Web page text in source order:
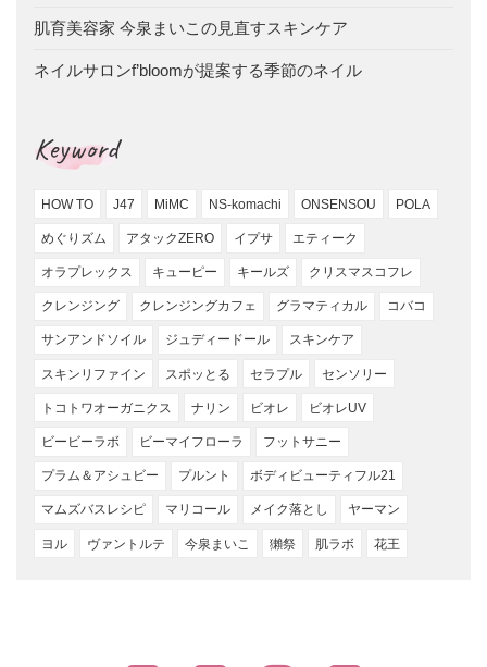
肌育美容家 今泉まいこの見直すスキンケア
ネイルサロンf’bloomが提案する季節のネイル
Keyword
HOW TO J47 MiMC NS-komachi ONSENSOU POLA
めぐりズム アタックZERO イプサ エティーク
オラプレックス キューピー キールズ クリスマスコフレ
クレンジング クレンジングカフェ グラマティカル コバコ
サンアンドソイル ジュディードール スキンケア
スキンリファイン スポッとる セラプル センソリー
トコトワオーガニクス ナリン ビオレ ビオレUV
ビービーラボ ビーマイフローラ フットサニー
プラム＆アシュビー プルント ボディビューティフル21
マムズバスレシピ マリコール メイク落とし ヤーマン
ヨル ヴァントルテ 今泉まいこ 獺祭 肌ラボ 花王